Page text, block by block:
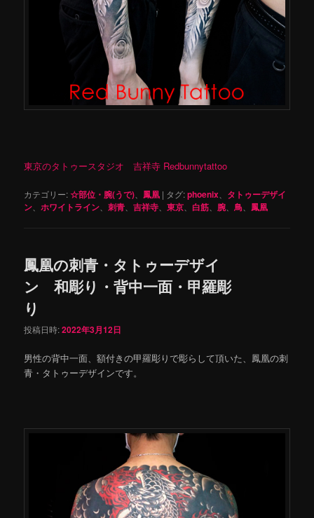
東京のタトゥースタジオ 吉祥寺 Redbunnytattoo
カテゴリー:☆部位・腕(うで) 鳳凰 | タグ:phoenix
タトゥーデザイ
ン 、ホワイトライン 、刺青 、吉祥寺 、東京 白筋 腕 、鳥 鳳凰
鳳凰の刺青・タトゥーデザイ
ン 和彫り・背中一面・甲羅彫
り
投稿日時:2022年3月12日
男性の背中一面、額付きの甲羅彫りで彫らして頂いた、鳳凰の刺
青・タトゥーデザインです。